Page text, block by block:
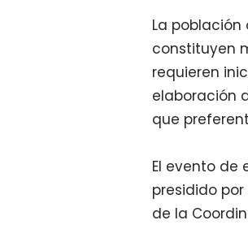
La
constituyen
requieren
elaboración
que
El evento de
presidido
de la